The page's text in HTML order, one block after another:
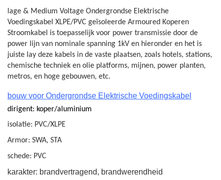
lage & Medium Voltage Ondergrondse Elektrische
Voedingskabel XLPE/PVC geïsoleerde Armoured Koperen
Stroomkabel is toepasselijk voor power transmissie door de
power lijn van nominale spanning 1kV en hieronder en het is
juiste lay deze kabels in de vaste plaatsen, zoals hotels, stations,
chemische techniek en olie platforms, mijnen, power planten,
metros, en hoge gebouwen, etc.
bouw voor Ondergrondse Elektrische Voedingskabel
dirigent: koper/aluminium
isolatie: PVC/XLPE
Armor: SWA, STA
schede: PVC
karakter: brandvertragend, brandwerendheid